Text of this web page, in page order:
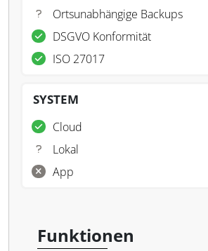
Ortsunabhängige Backups
DSGVO Konformität
ISO 27017
SYSTEM
Cloud
Lokal
App
Funktionen